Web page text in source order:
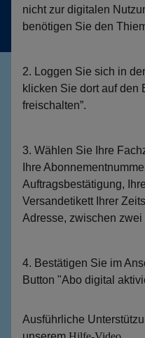
nicht zur digitalen
benötigen Sie den
2. Loggen Sie sich in
klicken Sie dort auf den
freischalten”.
3. Wählen Sie Ihre
Ihre
Auftragsbestätigung,
Versandetikett Ihrer
Adresse, zwischen
4. Bestätigen Sie im
Button "Abo digital
Ausführliche